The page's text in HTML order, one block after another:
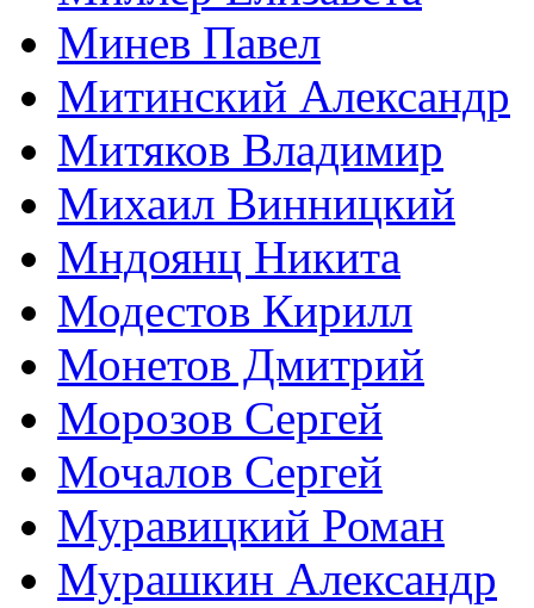
Минев Павел
Митинский Александр
Митяков Владимир
Михаил Винницкий
Мндоянц Никита
Модестов Кирилл
Монетов Дмитрий
Морозов Сергей
Мочалов Сергей
Муравицкий Роман
Мурашкин Александр